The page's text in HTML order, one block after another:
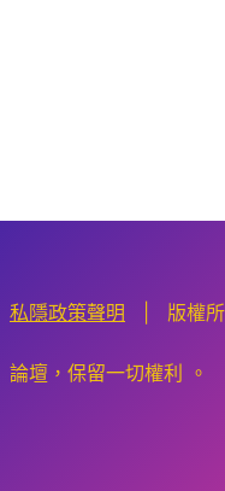
私隱政策聲明 | 版權所
論壇，保留一切權利 。